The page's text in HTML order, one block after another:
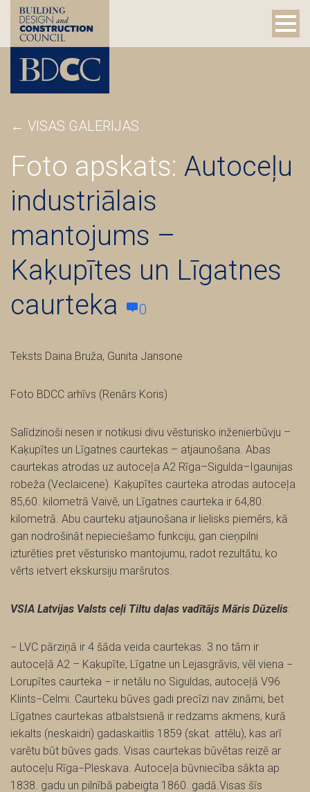
← VISAS GALERIJAS
Foto apskats: Autoceļu
industriālais
mantojums –
Kaķupītes un Līgatnes
caurteka
0
Teksts Daina Bruža, Gunita Jansone
Foto BDCC arhīvs (Renārs Koris)
Salīdzinoši nesen ir notikusi divu vēsturisko inženierbūvju –
Kaķupītes un Līgatnes caurtekas – atjaunošana. Abas
caurtekas atrodas uz autoceļa A2 Rīga–Sigulda–Igaunijas
robeža (Veclaicene). Kaķupītes caurteka atrodas autoceļa
85,60. kilometrā Vaivē, un Līgatnes caurteka ir 64,80.
kilometrā. Abu caurteku atjaunošana ir lielisks piemērs, kā
gan nodrošināt nepieciešamo funkciju, gan cieņpilni
izturēties pret vēsturisko mantojumu, radot rezultātu, ko
vērts ietvert ekskursiju maršrutos.
VSIA Latvijas Valsts ceļi Tiltu daļas vadītājs Māris Dūzelis:
− LVC pārziņā ir 4 šāda veida caurtekas. 3 no tām ir
autoceļā A2 – Kaķupīte, Līgatne un Lejasgrāvis, vēl viena −
Lorupītes caurteka − ir netālu no Siguldas, autoceļā V96
Klints−Celmi. Caurteku būves gadi precīzi nav zināmi, bet
Līgatnes caurtekas atbalstsienā ir redzams akmens, kurā
iekalts (neskaidri) gadaskaitlis 1859 (skat. attēlu), kas arī
varētu būt būves gads. Visas caurtekas būvētas reizē ar
autoceļu Rīga−Pleskava. Autoceļa būvniecība sākta ap
1838. gadu un pilnībā pabeigta 1860. gadā.Visas šīs